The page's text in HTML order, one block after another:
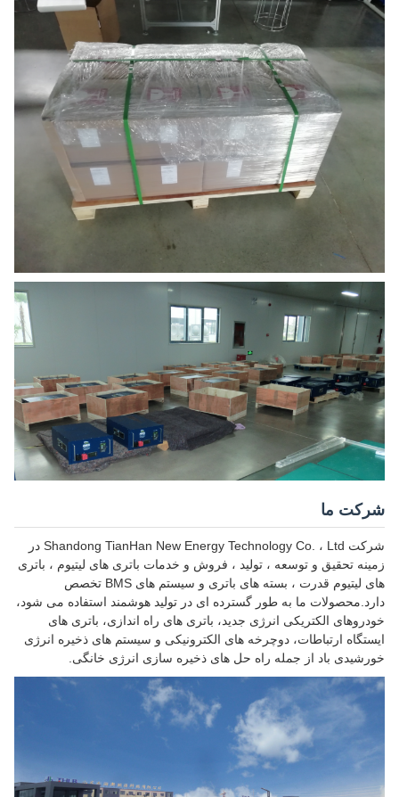
شرکت ما
شرکت Shandong TianHan New Energy Technology Co. ، Ltd در
زمینه تحقیق و توسعه ، تولید ، فروش و خدمات باتری های لیتیوم ، باتری
های لیتیوم قدرت ، بسته های باتری و سیستم های BMS تخصص
دارد.محصولات ما به طور گسترده ای در تولید هوشمند استفاده می شود،
خودروهای الکتریکی انرژی جدید، باتری های راه اندازی، باتری های
ایستگاه ارتباطات، دوچرخه های الکترونیکی و سیستم های ذخیره انرژی
خورشیدی باد از جمله راه حل های ذخیره سازی انرژی خانگی.